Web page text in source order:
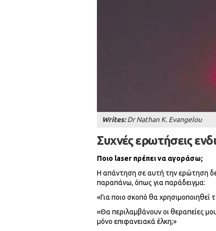
Writes:Dr Nathan K. Evangelou
Συχνές ερωτήσεις
Ποιο laser πρέπει να αγοράσω;
Η απάντηση σε αυτή την ερώτηση
παραπάνω, όπως για παράδειγμα:
«Για ποιο σκοπό θα χρησιμοποιηθεί
«Θα περιλαμβάνουν οι θεραπείες
μόνο επιφανειακά έλκη;»